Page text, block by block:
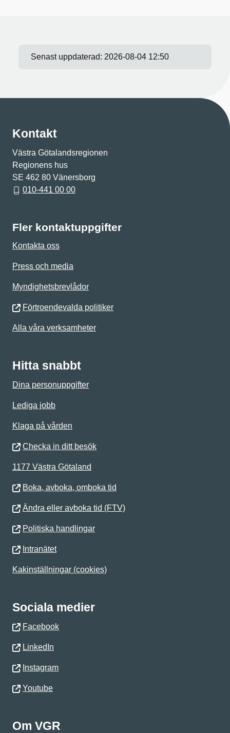
Senast uppdaterad: 2026-08-04 12:50
Kontakt
Västra Götalandsregionen
Regionens hus
SE 462 80 Vänersborg
010-441 00 00
Fler kontaktuppgifter
Kontakta oss
Press och media
Myndighetsbrevlådor
Förtroendevalda politiker
Alla våra verksamheter
Hitta snabbt
Dina personuppgifter
Lediga jobb
Klaga på vården
Checka in ditt besök
1177 Västra Götaland
Boka, avboka, omboka tid
Ändra eller avboka tid (FTV)
Politiska handlingar
Intranätet
Kakinställningar (cookies)
Sociala medier
Facebook
LinkedIn
Instagram
Youtube
Om VGR